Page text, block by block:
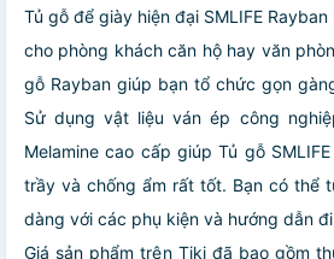
Tủ gỗ để giày hiện đại SMLIFE
cho phòng khách căn hộ hay văn
gỗ Rayban giúp bạn tổ chức gọn
Sử dụng vật liệu ván ép công
Melamine cao cấp giúp Tủ gỗ
trầy và chống ẩm rất tốt. Bạn có thể
dàng với các phụ kiện và hướng dẫn
Giá sản phẩm trên Tiki đã bao gồm